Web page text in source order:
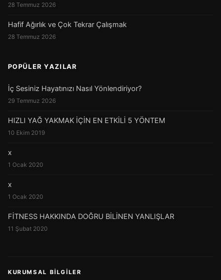
28 Temmuz 2026
Hafif Ağırlık ve Çok Tekrar Çalışmak
28 Temmuz 2026
POPÜLER YAZILAR
İç Sesiniz Hayatınızı Nasıl Yönlendiriyor?
29 Temmuz 2026
HIZLI YAĞ YAKMAK İÇİN EN ETKİLİ 5 YÖNTEM
10 Ekim 2019
x
1 Ocak 2020
x
1 Ocak 2020
FİTNESS HAKKINDA DOĞRU BİLİNEN YANLIŞLAR
11 Şubat 2020
KURUMSAL BILGILER